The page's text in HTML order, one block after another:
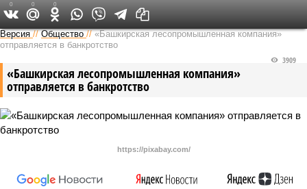
Версия в Башкирии
Версия //Общество //«Башкирская лесопромышленная компания»
отправляется в банкротство
«Башкирская лесопромышленная компания»
отправляется в банкротство
3909
https://pixabay.com/
0 0 0